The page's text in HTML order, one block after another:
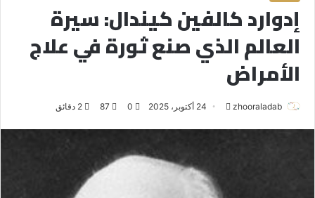
إدوارد كالفين كيندال: سيرة
العالم الذي صنع ثورة في علاج
الأمراض
zhooraladab
ر
24 أكتوبر، 2025 0
87